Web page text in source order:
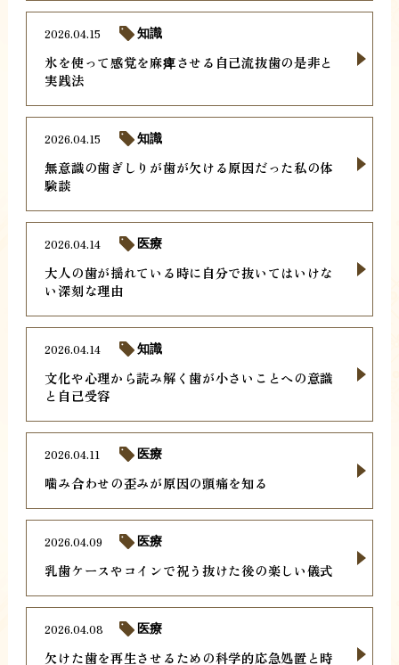
氷を使って感覚を麻痺させる自己流抜歯の是非と
実践法
2026.04.15 知識
無意識の歯ぎしりが歯が欠ける原因だった私の体
験談
2026.04.15 知識
大人の歯が揺れている時に自分で抜いてはいけな
い深刻な理由
2026.04.14 医療
文化や心理から読み解く歯が小さいことへの意識
と自己受容
2026.04.14 知識
噛み合わせの歪みが原因の頭痛を知る
2026.04.11 医療
乳歯ケースやコインで祝う抜けた後の楽しい儀式
2026.04.09 医療
欠けた歯を再生させるための科学的応急処置と時
2026.04.08 医療